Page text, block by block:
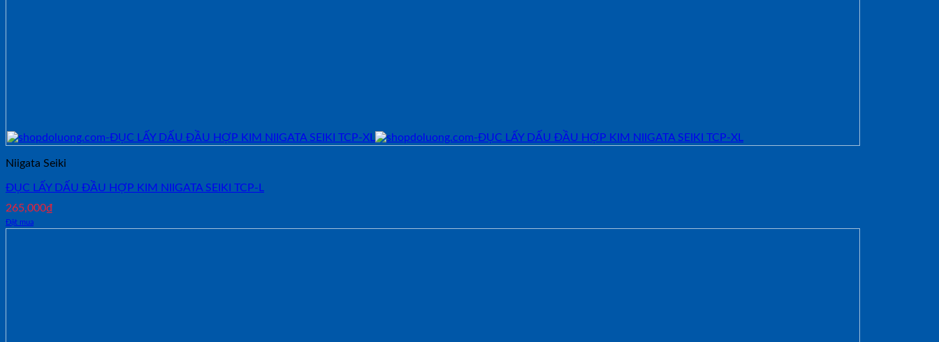
Niigata Seiki
ĐỤC LẤY DẤU ĐẦU HỢP KIM NIIGATA SEIKI TCP-L
265,000₫
Đặt mua